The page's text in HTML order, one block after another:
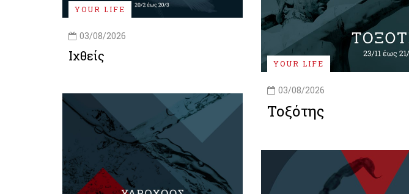
YOUR LIFE
03/08/2026
Ιχθείς
YOUR LIFE
03/08/2026
Τοξότης